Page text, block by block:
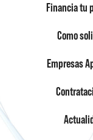
Financia tu
Como
Empresas